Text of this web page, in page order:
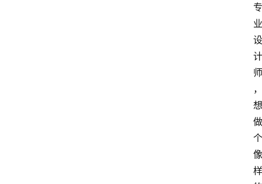
专
业
设
计
师
，
想
做
个
像
样